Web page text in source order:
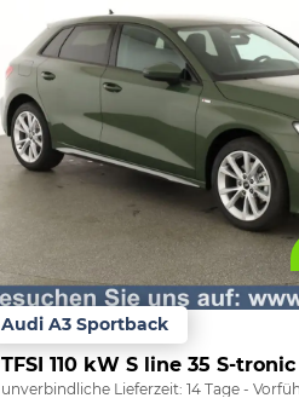
Audi A3 Sportback
unverbindliche Lieferzeit: 14 Tage